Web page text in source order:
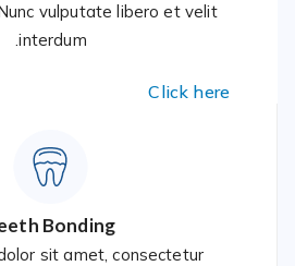
vulputate libero et velit
interdum.
Click here
Bonding
sit amet, consectetur